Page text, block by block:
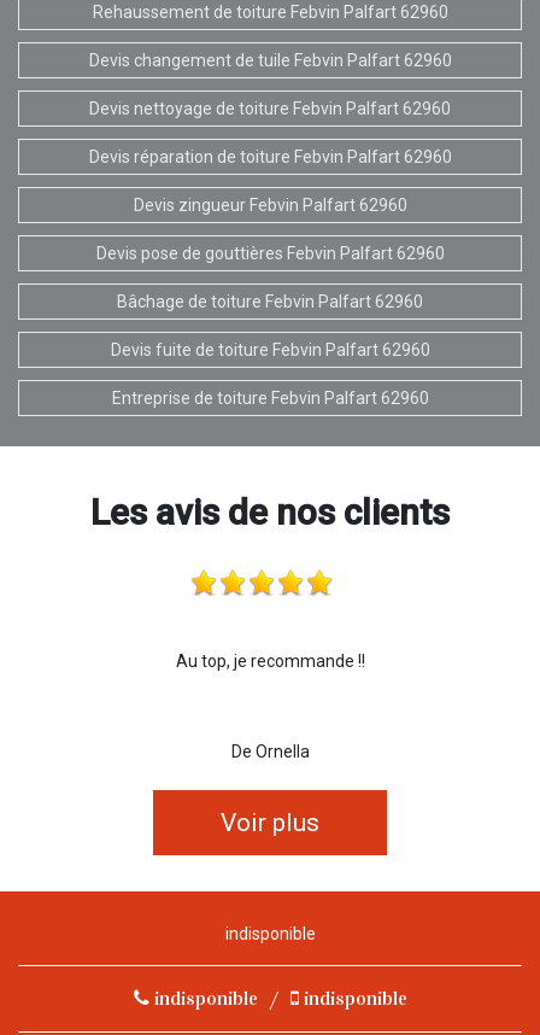
Rehaussement de toiture Febvin Palfart 62960
Devis changement de tuile Febvin Palfart 62960
Devis nettoyage de toiture Febvin Palfart 62960
Devis réparation de toiture Febvin Palfart 62960
Devis zingueur Febvin Palfart 62960
Devis pose de gouttières Febvin Palfart 62960
Bâchage de toiture Febvin Palfart 62960
Devis fuite de toiture Febvin Palfart 62960
Entreprise de toiture Febvin Palfart 62960
Les avis de nos clients
Au top, je recommande !!
De Ornella
Voir plus
indisponible
indisponible / indisponible